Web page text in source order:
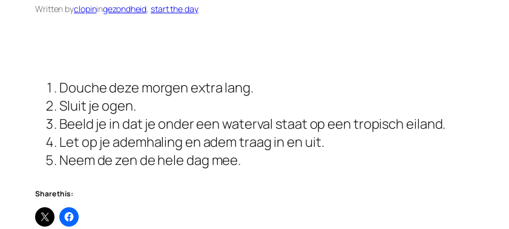
Written byclopiningezondheid, start the day
Douche deze morgen extra lang.
Sluit je ogen.
Beeld je in dat je onder een waterval staat op een tropisch eiland.
Let op je ademhaling en adem traag in en uit.
Neem de zen de hele dag mee.
Share this: